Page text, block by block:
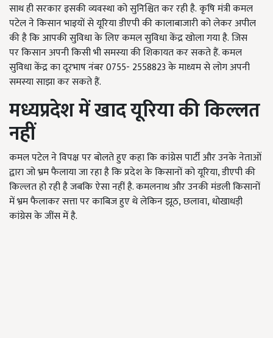
साथ ही सरकार इसकी व्यवस्था को सुनिश्चित कर रही है.कृषि मंत्री कमल
पटेल ने किसान भाइयों से यूरिया डीएपी की कालाबाजारी को लेकर अपील
की है कि आपकी सुविधा के लिए कमल सुविधा केंद्र खोला गया है.जिस
परकिसान अपनी किसी भी समस्या की शिकायत कर सकते हैं. कमल
सुविधा केंद्र का दूरभाष नंबर0755- 2558823के माध्यम से लोग अपनी
समस्या साझा कर सकते हैं.
मध्यप्रदेश में खाद यूरिया की किल्लत
नहीं
कमल पटेल ने विपक्ष पर बोलते हुए कहा कि कांग्रेस पार्टी और उनके नेताओं
द्वारा जो भ्रम फैलाया जा रहा है कि प्रदेश के किसानों को यूरिया, डीएपी की
किल्लत हो रही है जबकि ऐसा नहीं है. कमलनाथ और उनकी मंडली किसानों
में भ्रम फैलाकर सत्ता पर काबिज हुए थे लेकिन झूठ,छलावा,धोखाधड़ी
कांग्रेस के जींस में है.